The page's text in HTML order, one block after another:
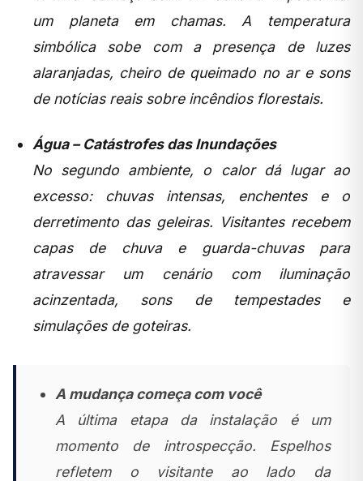
um planeta em chamas. A temperatura
simbólica sobe com a presença de luzes
alaranjadas, cheiro de queimado no ar e sons
de notícias reais sobre incêndios florestais.
Água – Catástrofes das Inundações
No segundo ambiente, o calor dá lugar ao
excesso: chuvas intensas, enchentes e o
derretimento das geleiras. Visitantes recebem
capas de chuva e guarda-chuvas para
atravessar um cenário com iluminação
acinzentada, sons de tempestades e
simulações de goteiras.
A mudança começa com você
A última etapa da instalação é um
momento de introspecção. Espelhos
refletem o visitante ao lado da